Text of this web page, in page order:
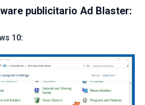
publicitario Ad Blaster:
10: